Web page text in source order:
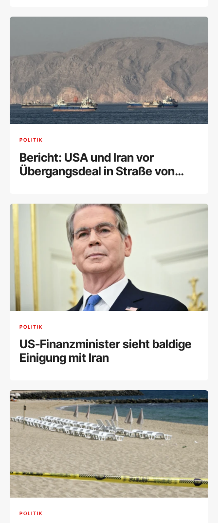
POLITIK
Bericht: USA und Iran vor
Übergangsdeal in Straße von
POLITIK
US-Finanzminister sieht baldige
Einigung mit Iran
POLITIK